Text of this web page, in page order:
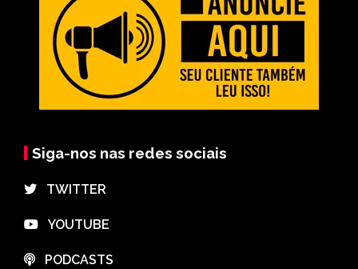
Siga-nos nas redes sociais
⠀TWITTER
⠀YOUTUBE
⠀PODCASTS